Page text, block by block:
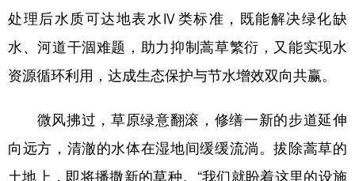
处理后水质可达地表水Ⅳ类标准，既能解决绿化缺
水、河道干涸难题，助力抑制蒿草繁衍，又能实现水
资源循环利用，达成生态保护与节水增效双向共赢。
微风拂过，草原绿意翻滚，修缮一新的步道延伸
向远方，清澈的水体在湿地间缓缓流淌。拔除蒿草的
土地上，即将播撒新的草种。“我们就盼着这里的设施